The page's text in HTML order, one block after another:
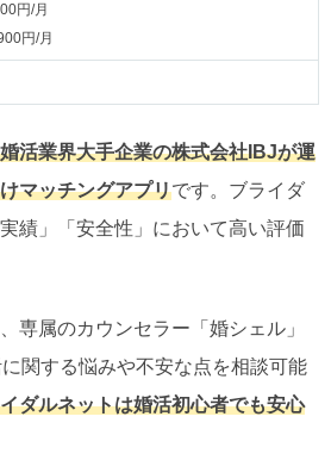
円/月
円/月
婚活業界大手企業の株式会社IBJが運
マッチングアプリです。ブライダ
績」「安全性」において高い評価
専属のカウンセラー「婚シェル」
関する悩みや不安な点を相談可能
ダルネットは婚活初心者でも安心